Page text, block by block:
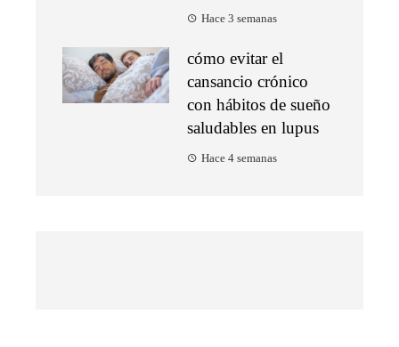
Hace 3 semanas
cómo evitar el
cansancio crónico
con hábitos de sueño
saludables en lupus
Hace 4 semanas